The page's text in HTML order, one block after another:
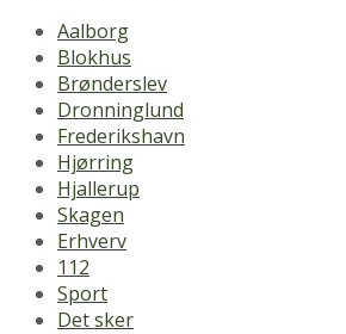
Aalborg
Blokhus
Brønderslev
Dronninglund
Frederikshavn
Hjørring
Hjallerup
Skagen
Erhverv
112
Sport
Det sker